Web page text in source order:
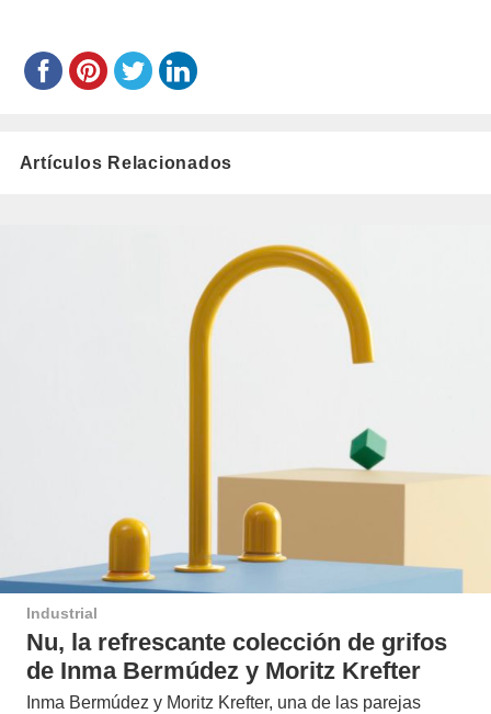
Artículos Relacionados
Industrial
Nu, la refrescante colección de grifos
de Inma Bermúdez y Moritz Krefter
Inma Bermúdez y Moritz Krefter, una de las parejas